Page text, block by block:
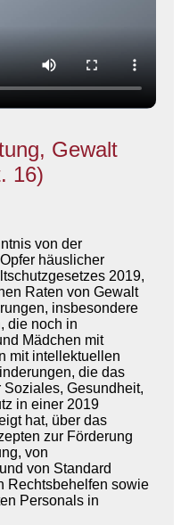
Gewalt
16)
von der
häuslicher
2019,
Raten von Gewalt
insbesondere
die noch in
Mädchen mit
mit intellektuellen
die das
Gesundheit,
in einer 2019
hat, über das
zur Förderung
von
von Standard
Rechtsbehelfen sowie
Personals in